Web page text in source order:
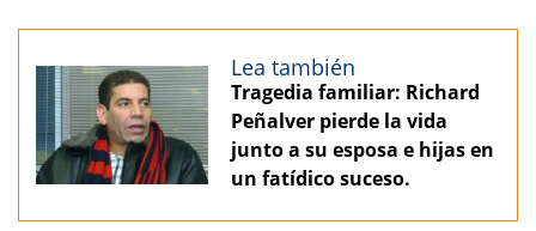
Lea también
Tragedia familiar: Richard
Peñalver pierde la vida
junto a su esposa e hijas en
un fatídico suceso.